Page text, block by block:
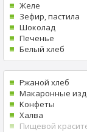
Желе
Зефир, пастила
Шоколад
Печенье
Белый xлеб
Pжаной хлеб
Mакаронные
Kонфеты
Xалва
Пищевой